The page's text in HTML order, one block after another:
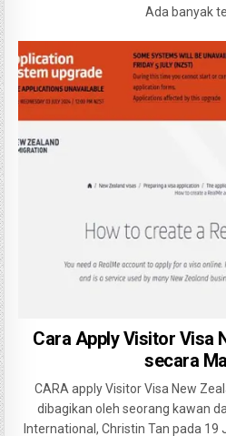
Ada banyak
Cara Apply Visitor Visa
secara
CARA apply Visitor Visa New
dibagikan oleh seorang kawan
International, Christin Tan pada 19